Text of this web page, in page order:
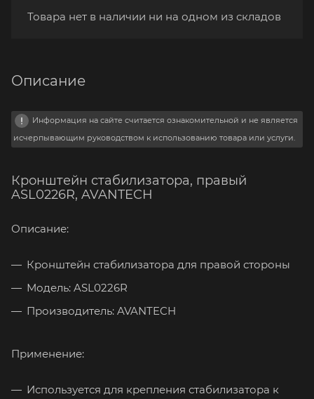
Товара нет в наличии ни на одном из складов
Описание
Информация на сайте считается ознакомительной и не является
исчерпывающим руководством к использованию товара или услуги.
Кронштейн стабилизатора, правый
ASL0226R, AVANTECH
Описание:
Кронштейн стабилизатора для правой стороны
Модель: ASL0226R
Производитель: AVANTECH
Применение:
Используется для крепления стабилизатора к